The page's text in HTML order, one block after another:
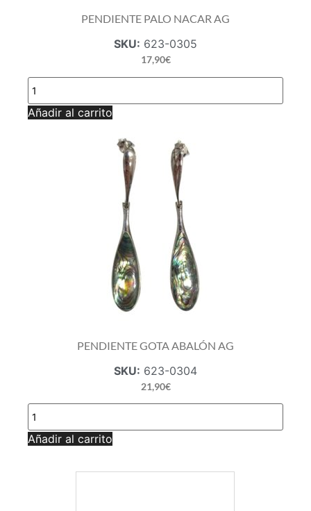
PENDIENTE PALO NACAR AG
SKU: 623-0305
17,90€
PENDIENTE
PALO
NACAR
AG
Añadir al carrito
PENDIENTE GOTA ABALÓN AG
SKU: 623-0304
21,90€
PENDIENTE
GOTA
ABALÓN
AG
Añadir al carrito